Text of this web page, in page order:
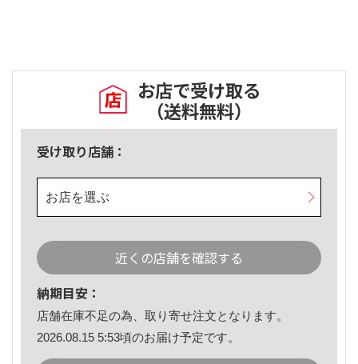
お店で受け取る
（送料無料）
受け取り店舗：
お店を選ぶ
近くの店舗を確認する
納期目安：
店舗在庫不足の為、取り寄せ注文となります。
2026.08.15 5:53頃のお届け予定です。